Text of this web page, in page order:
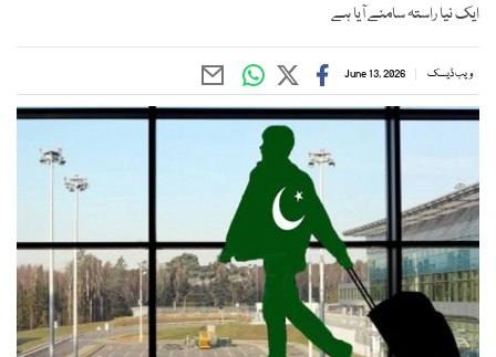
ایک نیا راستہ سامنے آیا ہے
ویب ڈیسک June 13, 2026